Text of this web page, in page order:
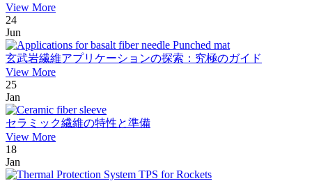
View More
24
Jun
玄武岩繊維アプリケーションの探索：究極のガイド
View More
25
Jan
セラミック繊維の特性と準備
View More
18
Jan